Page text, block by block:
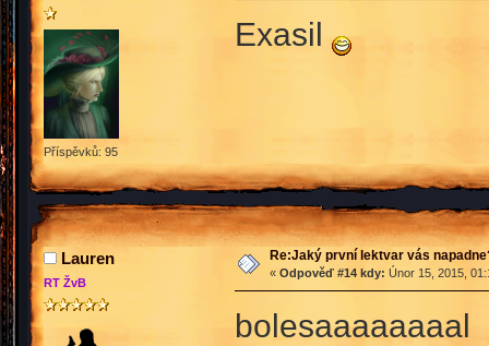
Příspěvků: 95
Exasil
Lauren
RT ŽvB
Re:Jaký první lektvar vás
« Odpověď #14 kdy: Únor 15, 2015,
bolesaaaaaaaal